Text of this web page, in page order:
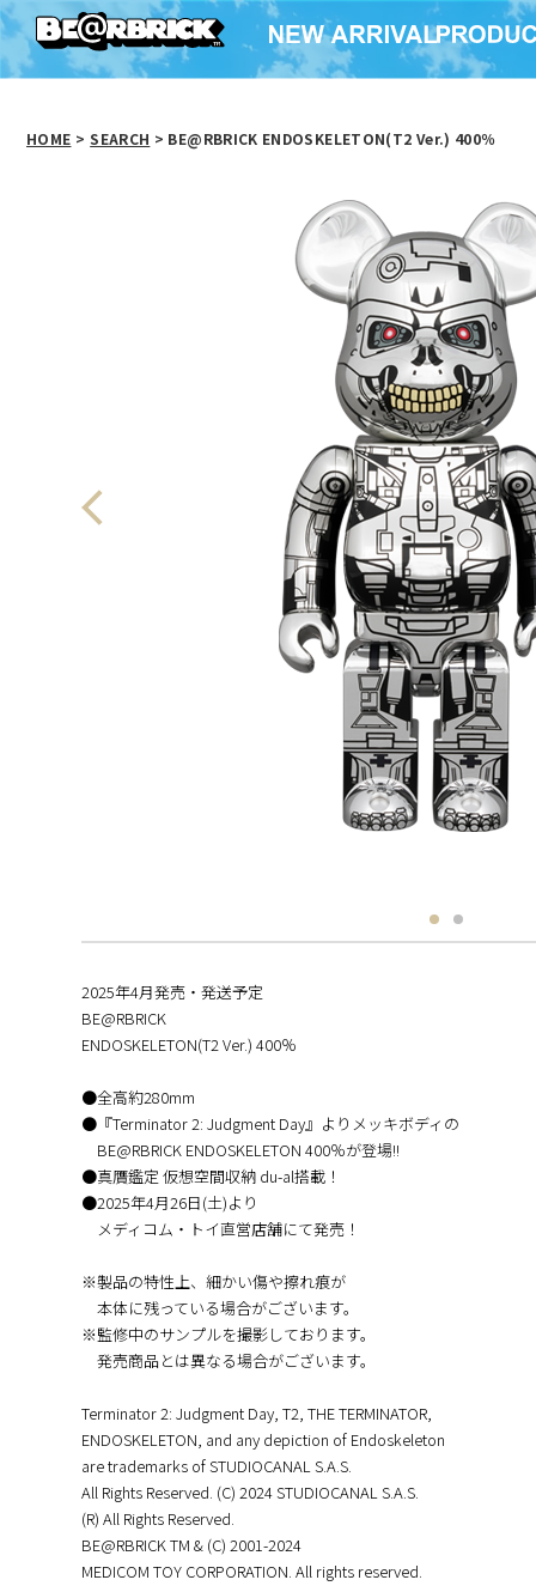
HOME > SEARCH > BE@RBRICK ENDOSKELETON(T2 Ver.) 400％
2025年4月発売・発送予定
BE@RBRICK
ENDOSKELETON(T2 Ver.) 400％
●全高約280mm
●『Terminator 2: Judgment Day』よりメッキボディの
BE@RBRICK ENDOSKELETON 400％が登場!!
●真贋鑑定 仮想空間収納 du-al搭載！
●2025年4月26日(土)より
メディコム・トイ直営店舗にて発売！
※製品の特性上、細かい傷や擦れ痕が
本体に残っている場合がございます。
※監修中のサンプルを撮影しております。
発売商品とは異なる場合がございます。
Terminator 2: Judgment Day, T2, THE TERMINATOR,
ENDOSKELETON, and any depiction of Endoskeleton
are trademarks of STUDIOCANAL S.A.S.
All Rights Reserved. (C) 2024 STUDIOCANAL S.A.S.
(R) All Rights Reserved.
BE@RBRICK TM & (C) 2001-2024
MEDICOM TOY CORPORATION. All rights reserved.